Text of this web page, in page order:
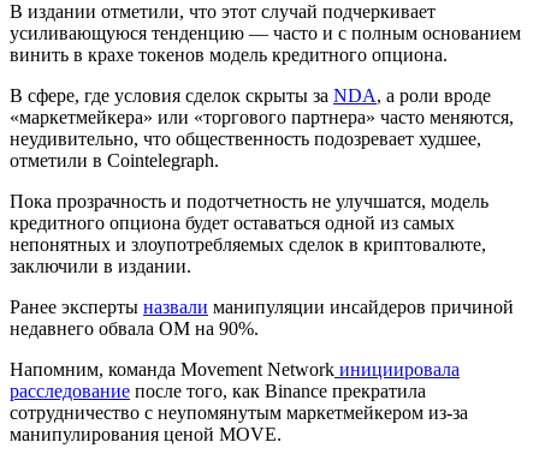
В издании отметили, что этот случай подчеркивает
усиливающуюся тенденцию — часто и с полным основанием
винить в крахе токенов модель кредитного опциона.
В сфере, где условия сделок скрыты за NDA, а роли вроде
«маркетмейкера» или «торгового партнера» часто меняются,
неудивительно, что общественность подозревает худшее,
отметили в Cointelegraph.
Пока прозрачность и подотчетность не улучшатся, модель
кредитного опциона будет оставаться одной из самых
непонятных и злоупотребляемых сделок в криптовалюте,
заключили в издании.
Ранее эксперты назвали манипуляции инсайдеров причиной
недавнего обвала OM на 90%.
Напомним, команда Movement Network инициировала
расследование после того, как Binance прекратила
сотрудничество с неупомянутым маркетмейкером из-за
манипулирования ценой MOVE.